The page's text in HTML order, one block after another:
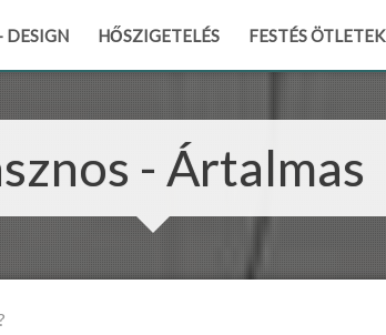
DESIGN HŐSZIGETELÉS FESTÉS ÖTLETEK
- Ártalmas